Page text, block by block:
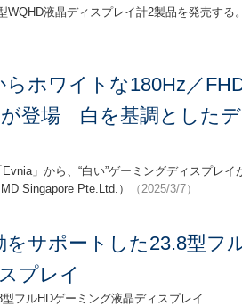
液晶ディスプレイ計2製品を発売する。
ホワイトな180Hz／
登場 白を基調とした
」から、“白い”ゲーミングディスプレイ
Singapore Pte.Ltd.）
（2025/3/7）
をサポートした23.8型フ
プレイ
フルHDゲーミング液晶ディスプレイ